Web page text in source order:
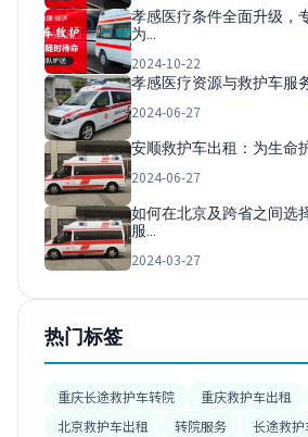
孝感医疗条件全面升级，
为…
2024-10-22
孝感医疗资源与救护车服
2024-06-27
安顺救护车出租：为生命
2024-06-27
如何在北京及跨省之间选
服…
2024-03-27
热门标签
重庆长途救护车转院 重庆救护车出租
北京救护车出租
转院服务
长途救护